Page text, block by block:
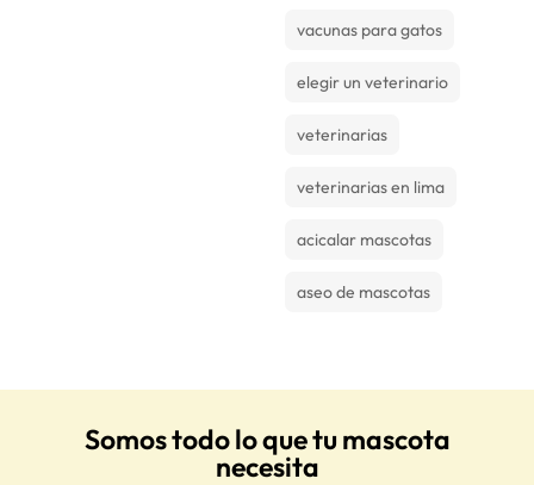
vacunas para gatos
elegir un veterinario
veterinarias
veterinarias en lima
acicalar mascotas
aseo de mascotas
Somos todo lo que tu mascota
necesita